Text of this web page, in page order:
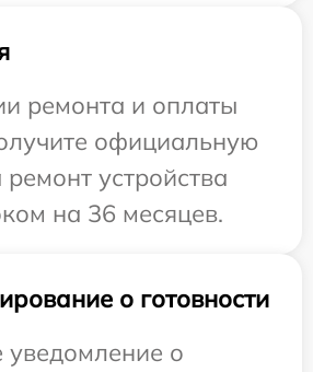
ремонта и оплаты
официальную
устройства
на 36 месяцев.
о готовности
уведомление о